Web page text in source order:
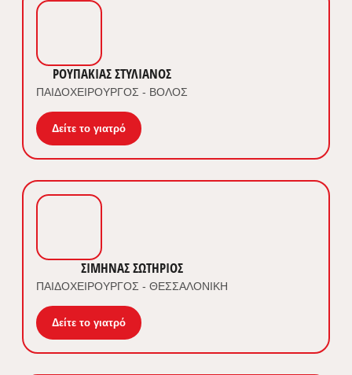
ΡΟΥΠΑΚΙΑΣ ΣΤΥΛΙΑΝΟΣ
ΠΑΙΔΟΧΕΙΡΟΥΡΓΟΣ - ΒΟΛΟΣ
Δείτε το γιατρό
ΣΙΜΗΝΑΣ ΣΩΤΗΡΙΟΣ
ΠΑΙΔΟΧΕΙΡΟΥΡΓΟΣ - ΘΕΣΣΑΛΟΝΙΚΗ
Δείτε το γιατρό